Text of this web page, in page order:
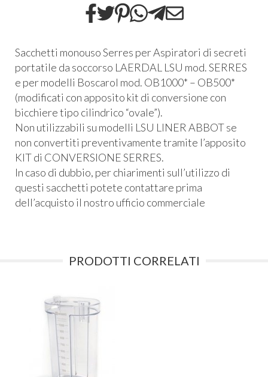
Sacchetti monouso Serres per Aspiratori di secreti
portatile da soccorso LAERDAL LSU mod.SERRES
e per modelli Boscarol mod. OB1000* – OB500*
(modificati con apposito kit di conversione con
bicchiere tipo cilindrico “ovale”).
Non utilizzabili su modelli LSU LINER ABBOTse
non convertiti preventivamente tramite l’apposito
KITdi CONVERSIONESERRES.
In caso di dubbio, per chiarimenti sull’utilizzo di
questi sacchetti potete contattare prima
dell’acquisto il nostro ufficio commerciale
PRODOTTI CORRELATI